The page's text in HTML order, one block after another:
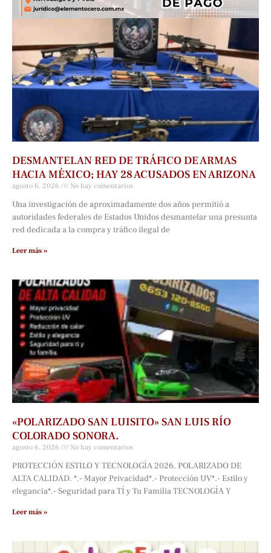
DESMANTELAN RED DE TRÁFICO DE ARMAS
HACIA MÉXICO; HAY 28 ACUSADOS EN ARIZONA
agosto 6, 2026 No hay comentarios
Una investigación de aproximadamente dos años permitió a
autoridades federales de Estados Unidos desmantelar una presunta
red dedicada a la compra y tráfico ilegal de
Leer más »
«POLARIZADO SAN LUISITO» SAN LUIS RÍO
COLORADO SONORA.
agosto 6, 2026 No hay comentarios
PROTECCIÓN ESTILO Y TECNOLOGÍA 2026. POLARIZADO DE
ALTA CALIDAD. *.- Mayor Privacidad*.- Protección UV*.- Estilo y
elegancia*.- Seguridad para TÍ y Tu Familia TECNOLOGÍA Y
Leer más »